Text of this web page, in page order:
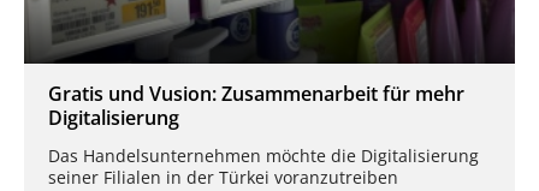
Gratis und Vusion: Zusammenarbeit für mehr
Digitalisierung
Das Handelsunternehmen möchte die Digitalisierung
seiner Filialen in der Türkei voranzutreiben